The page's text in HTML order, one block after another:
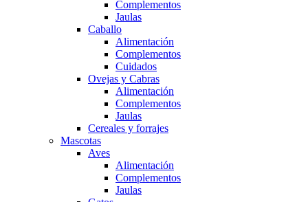
Complementos
Jaulas
Caballo
Alimentación
Complementos
Cuidados
Ovejas y Cabras
Alimentación
Complementos
Jaulas
Cereales y forrajes
Mascotas
Aves
Alimentación
Complementos
Jaulas